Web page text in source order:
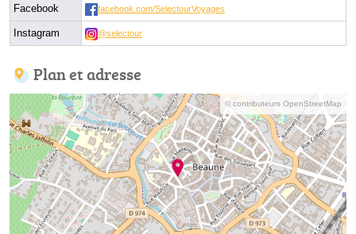
Facebook facebook.com/SelectourVoyages
Instagram @selectour
Plan et adresse
© contributeurs OpenStreetMap